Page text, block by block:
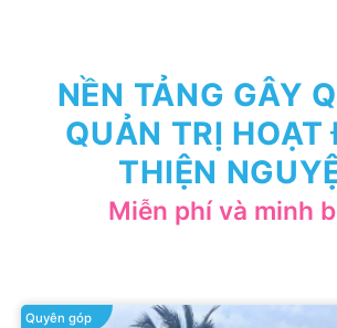
NỀN TẢNG GÂY
QUẢN TRỊ HOẠT
THIỆN
Miễn phí và minh
Quyên góp